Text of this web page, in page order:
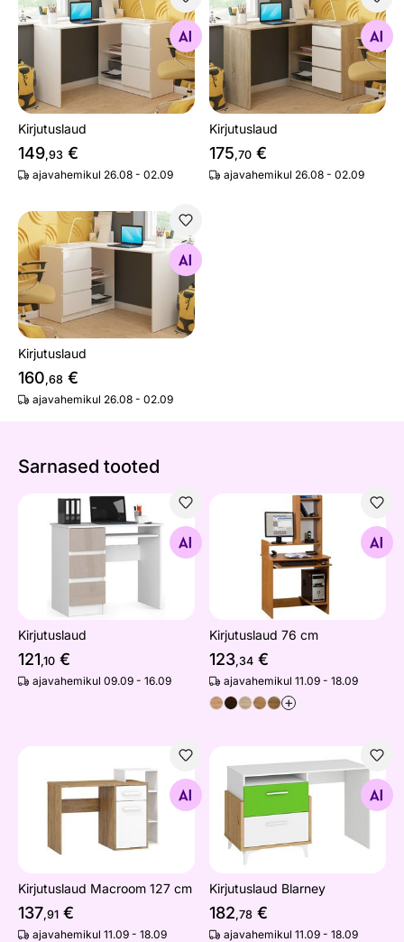
Kirjutuslaud
Otsi sarnaseid
Kirjutuslaud
149,93 €
ajavahemikul 26.08 - 02.09
Kirjutuslaud
Otsi sarnaseid
Kirjutuslaud
175,70 €
ajavahemikul 26.08 - 02.09
Kirjutuslaud
Kirjutuslaud
160,68 €
ajavahemikul 26.08 - 02.09
Sarnased tooted
Kirjutuslaud
Otsi sarnaseid
Kirjutuslaud
121,10 €
ajavahemikul 09.09 - 16.09
Kirjutuslaud 76 cm
Otsi sarnaseid
Kirjutuslaud 76 cm
123,34 €
ajavahemikul 11.09 - 18.09
+
Kirjutuslaud Macroom 127 cm
Otsi sarnaseid
Kirjutuslaud Macroom 127 cm
137,91 €
ajavahemikul 11.09 - 18.09
Kirjutuslaud Blarney
Otsi sarnaseid
Kirjutuslaud Blarney
182,78 €
ajavahemikul 11.09 - 18.09